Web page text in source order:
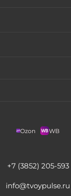
Ozon WB
+7 (3852) 205-593
info@tvoypulse.ru